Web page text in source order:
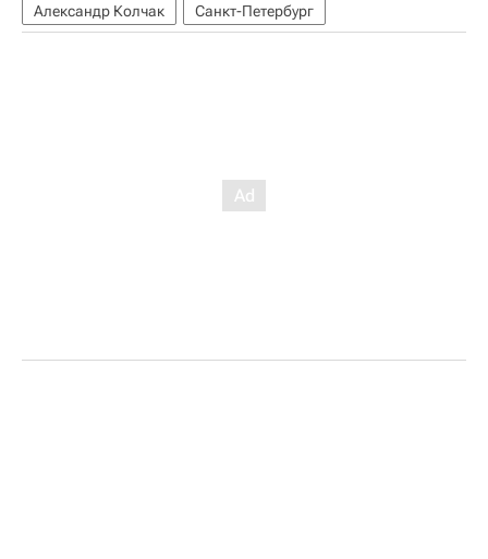
Александр Колчак Санкт-Петербург